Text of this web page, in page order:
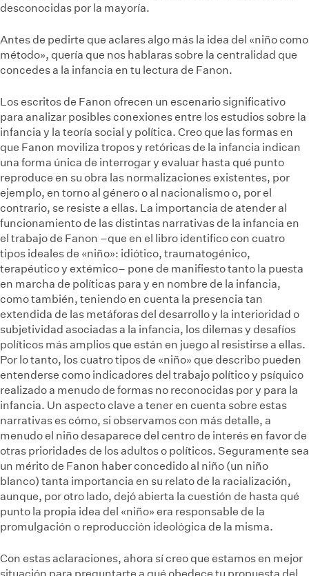
desconocidas por la mayoría.
Antes de pedirte que aclares algo más la idea del «niño como
método», quería que nos hablaras sobre la centralidad que
concedes a la infancia en tu lectura de Fanon.
Los escritos de Fanon ofrecen un escenario significativo
para analizar posibles conexiones entre los estudios sobre la
infancia y la teoría social y política. Creo que las formas en
que Fanon moviliza tropos y retóricas de la infancia indican
una forma única de interrogar y evaluar hasta qué punto
reproduce en su obra las normalizaciones existentes, por
ejemplo, en torno al género o al nacionalismo o, por el
contrario, se resiste a ellas. La importancia de atender al
funcionamiento de las distintas narrativas de la infancia en
el trabajo de Fanon –que en el libro identifico con cuatro
tipos ideales de «niño»: idiótico, traumatogénico,
terapéutico y extémico– pone de manifiesto tanto la puesta
en marcha de políticas para y en nombre de la infancia,
como también, teniendo en cuenta la presencia tan
extendida de las metáforas del desarrollo y la interioridad o
subjetividad asociadas a la infancia, los dilemas y desafíos
políticos más amplios que están en juego al resistirse a ellas.
Por lo tanto, los cuatro tipos de «niño» que describo pueden
entenderse como indicadores del trabajo político y psíquico
realizado a menudo de formas no reconocidas por y para la
infancia. Un aspecto clave a tener en cuenta sobre estas
narrativas es cómo, si observamos con más detalle, a
menudo el niño desaparece del centro de interés en favor de
otras prioridades de los adultos o políticos. Seguramente sea
un mérito de Fanon haber concedido al niño (un niño
blanco) tanta importancia en su relato de la racialización,
aunque, por otro lado, dejó abierta la cuestión de hasta qué
punto la propia idea del «niño» era responsable de la
promulgación o reproducción ideológica de la misma.
Con estas aclaraciones, ahora sí creo que estamos en mejor
situación para preguntarte a qué obedece tu propuesta del